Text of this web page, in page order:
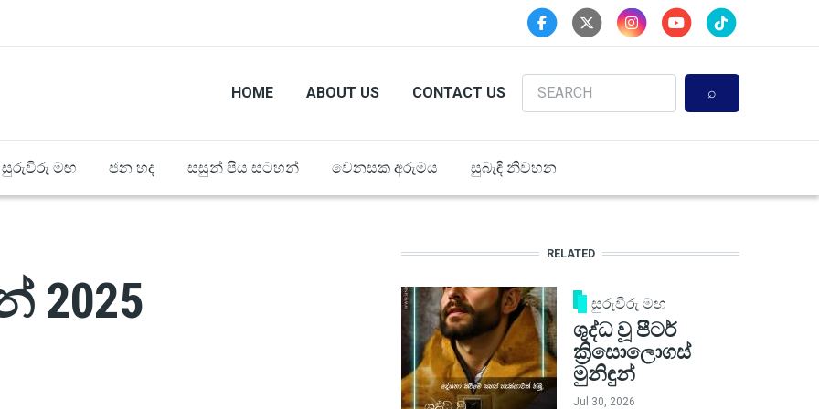
HOME ABOUT US CONTACT US
Search
සුරුවිරු මඟ ජන හද සසුන් පිය සටහන් වෙනසක අරුමය සුබැඳි නිවහන
RELATED
සුරුවිරු මඟ
ශුද්ධ වූ පීටර්
ක්‍රිසොලොගස්
මුනිඳුන්
Jul 30, 2026